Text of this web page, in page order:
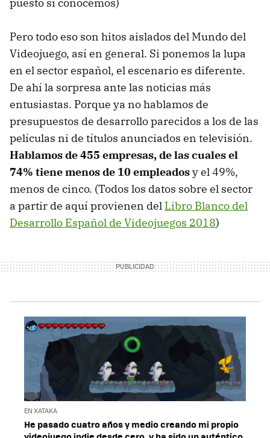
Pero todo eso son hitos aislados del Mundo del
Videojuego, así en general. Si ponemos la lupa
en el sector español, el escenario es diferente.
De ahí la sorpresa ante las noticias más
entusiastas. Porque ya no hablamos de
presupuestos de desarrollo parecidos a los de las
películas ni de títulos anunciados en televisión.
Hablamos de 455 empresas, de las cuales el
74% tiene menos de 10 empleadosy el 49%,
menos de cinco. (Todos los datos sobre el sector
a partir de aquí provienen del Libro Blanco del
Desarrollo Español de Videojuegos 2018)
EN XATAKA
He pasado cuatro años y medio creando mi propio